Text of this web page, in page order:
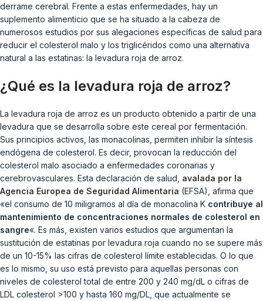
derrame cerebral. Frente a estas enfermedades, hay un
suplemento alimenticio que se ha situado a la cabeza de
numerosos estudios por sus alegaciones específicas de salud para
reducir el colesterol malo y los triglicéridos como una alternativa
natural a las estatinas: la levadura roja de arroz.
¿Qué es la levadura roja de arroz?
La levadura roja de arroz es un producto obtenido a partir de una
levadura que se desarrolla sobre este cereal por fermentación.
Sus principios activos, las monacolinas, permiten inhibir la síntesis
endógena de colesterol. Es decir, provocan la reducción del
colesterol malo asociado a enfermedades coronarias y
cerebrovasculares. Esta declaración de salud, avalada por la
Agencia Europea de Seguridad Alimentaria (EFSA), afirma que
«el consumo de 10 miligramos al día de monacolina K contribuye al
mantenimiento de concentraciones normales de colesterol en
sangre«. Es más, existen varios estudios que argumentan la
sustitución de estatinas por levadura roja cuando no se supere más
de un 10-15% las cifras de colesterol límite establecidas. O lo que
es lo mismo, su uso está previsto para aquellas personas con
niveles de colesterol total de entre 200 y 240 mg/dL o cifras de
LDL colesterol >100 y hasta 160 mg/DL, que actualmente se